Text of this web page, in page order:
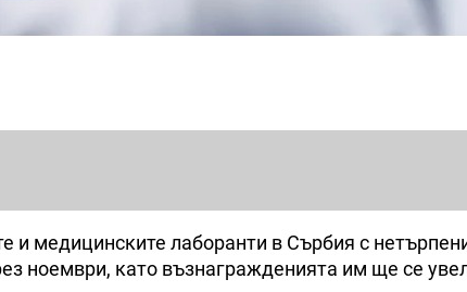
и медицинските лаборанти в Сърбия с
ноември, като възнагражденията им ще се